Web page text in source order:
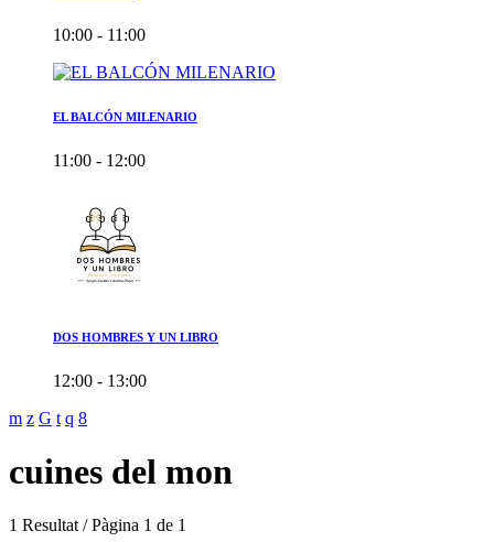
10:00 - 11:00
EL BALCÓN MILENARIO
11:00 - 12:00
DOS HOMBRES Y UN LIBRO
12:00 - 13:00
cuines del mon
1 Resultat / Pàgina 1 de 1